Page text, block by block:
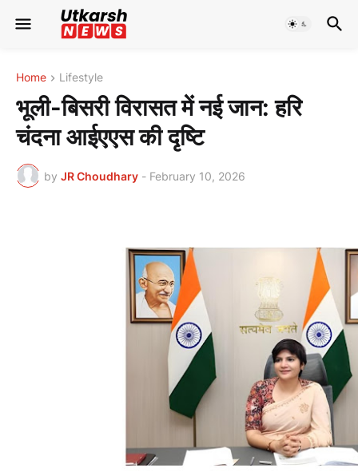
Home Lifestyle
भूली-बिसरी विरासत में नई जान: हरि
चंदना आईएएस की दृष्टि
by JR Choudhary - February 10, 2026